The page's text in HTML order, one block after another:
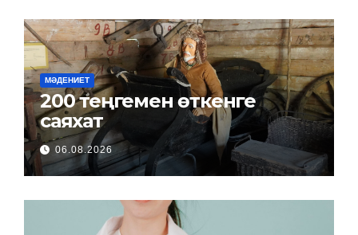
МӘДЕНИЕТ
200 теңгемен өткенге
саяхат
06.08.2026